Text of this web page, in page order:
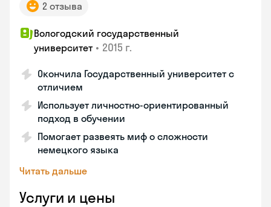
2 отзыва
Вологодский государственный
университет • 2015 г.
Окончила Государственный университет с
отличием
Использует личностно-ориентированный
подход в обучении
Помогает развеять миф о сложности
немецкого языка
Читать дальше
Услуги и цены